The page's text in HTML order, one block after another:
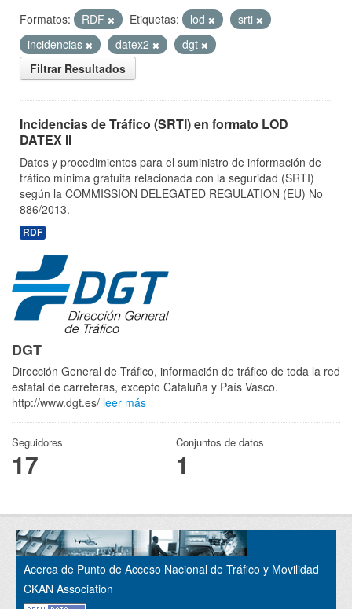
Formatos: RDF Etiquetas: lod
srti
incidencias
datex2
dgt
Filtrar Resultados
Incidencias de Tráfico (SRTI) en formato LOD
DATEX II
Datos y procedimientos para el suministro de información de
tráfico mínima gratuita relacionada con la seguridad (SRTI)
según la COMMISSION DELEGATED REGULATION (EU) No
886/2013.
RDF
DGT
Dirección General de Tráfico, información de tráfico de toda la red
estatal de carreteras, excepto Cataluña y País Vasco.
http://www.dgt.es/ leer más
Seguidores
17
Conjuntos de datos
1
Acerca de Punto de Acceso Nacional de Tráfico y Movilidad
CKAN Association